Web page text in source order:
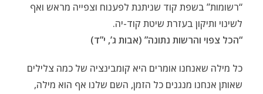
“רשומות” בשפת קוד שניתנת לפענוח וצפייה מראש ואף
לשינוי ותיקון בעזרת שיטת קוד-יה.
“הכל צפוי והרשות נתונה” (אבות ג’, י”ד)
כל מילה שאנחנו אומרים היא קומבינציה של כמה צלילים
שאותן אנחנו מנגנים כל הזמן, השם שלנו אף הוא מילה,